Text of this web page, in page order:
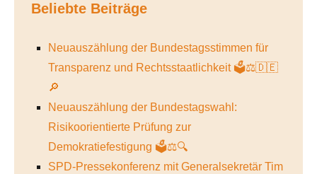
Beliebte Beiträge
Neuauszählung der Bundestagsstimmen für
Transparenz und Rechtsstaatlichkeit 🗳️⚖️🇩🇪
🔎
Neuauszählung der Bundestagswahl:
Risikoorientierte Prüfung zur
Demokratiefestigung 🗳️⚖️🔍
SPD-Pressekonferenz mit Generalsekretär Tim